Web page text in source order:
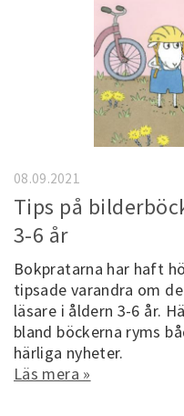
Tips på
3-6 år
Bokpratarna har haft
tipsade varandra om
läsare i åldern 3-6 år.
bland böckerna ryms
härliga nyheter.
Läs mera »
08.09.2021